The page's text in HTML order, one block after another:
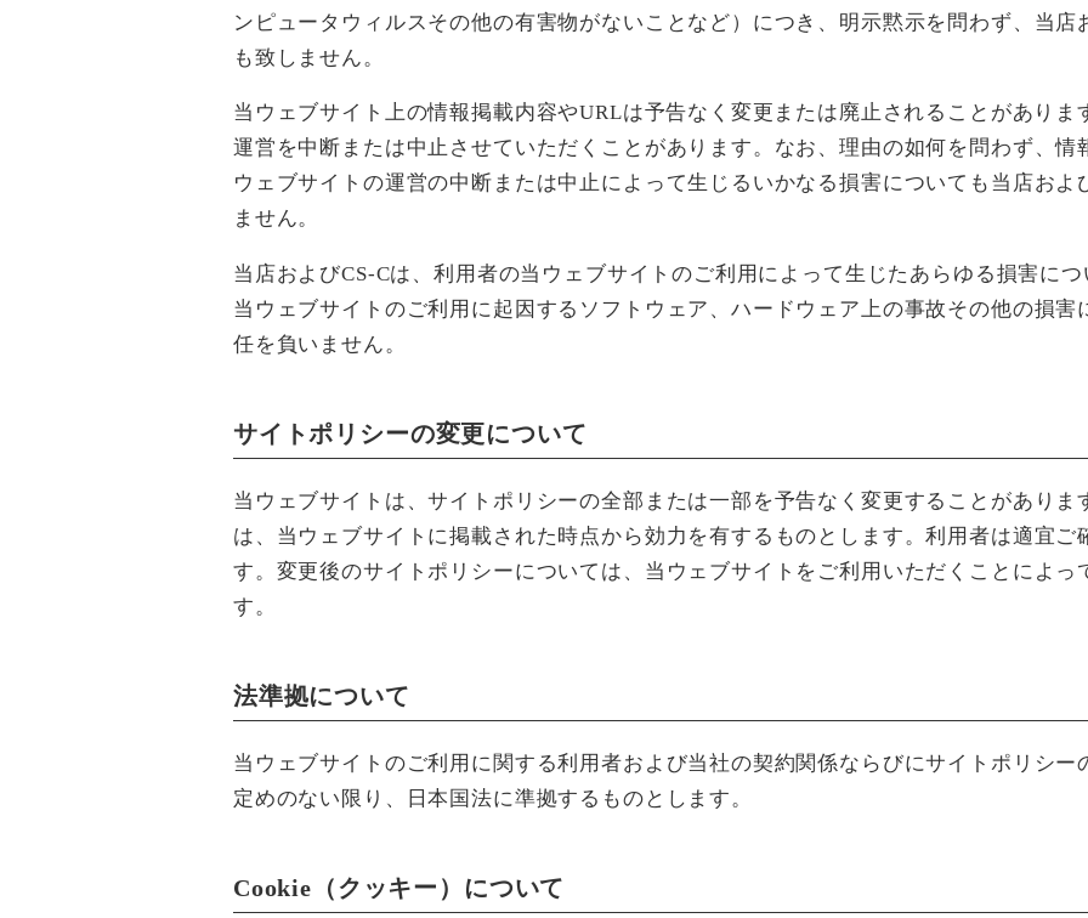
ンピュータウィルスその他の有害物がないことなど）につき、明示黙示を問わず、当店
も致しません。
当ウェブサイト上の情報掲載内容やURLは予告なく変更または廃止されることがあり
運営を中断または中止させていただくことがあります。なお、理由の如何を問わず、情
ウェブサイトの運営の中断または中止によって生じるいかなる損害についても当店およ
ません。
当店およびCS-Cは、利用者の当ウェブサイトのご利用によって生じたあらゆる損害につ
当ウェブサイトのご利用に起因するソフトウェア、ハードウェア上の事故その他の損害
任を負いません。
サイトポリシーの変更について
当ウェブサイトは、サイトポリシーの全部または一部を予告なく変更することがありま
は、当ウェブサイトに掲載された時点から効力を有するものとします。利用者は適宜ご
す。変更後のサイトポリシーについては、当ウェブサイトをご利用いただくことによっ
す。
法準拠について
当ウェブサイトのご利用に関する利用者および当社の契約関係ならびにサイトポリシ
定めのない限り、日本国法に準拠するものとします。
Cookie（クッキー）について